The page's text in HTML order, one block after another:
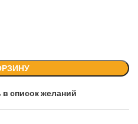
список желаний